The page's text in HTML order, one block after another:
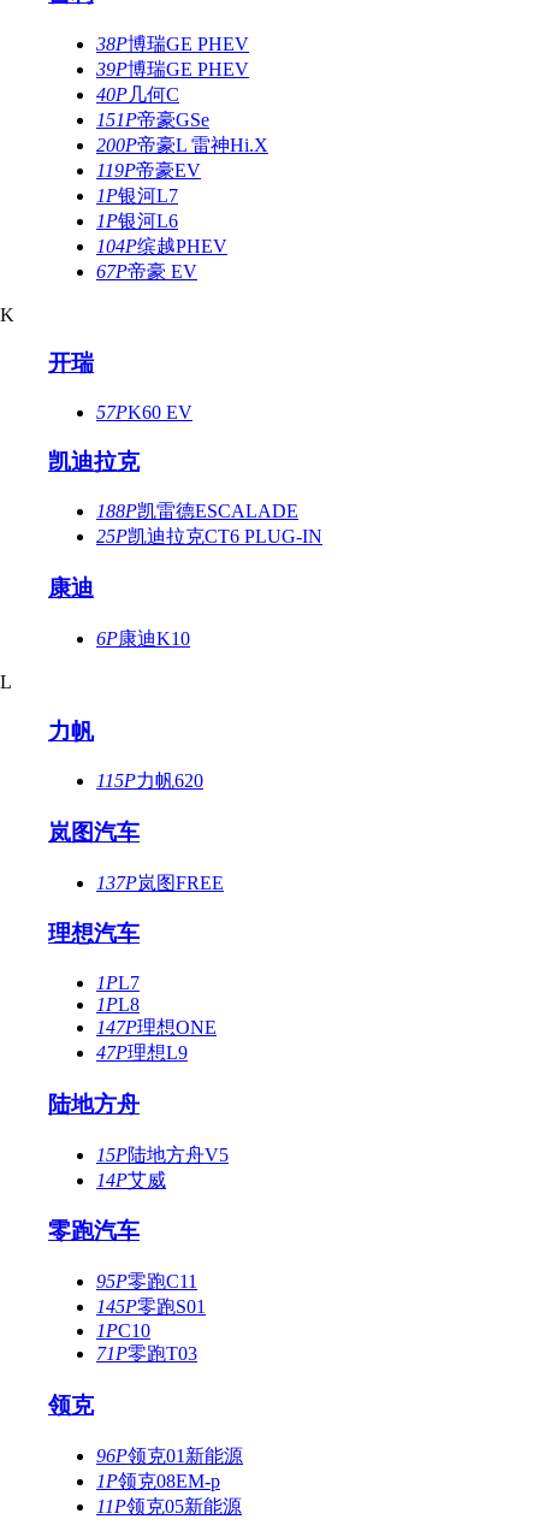
38P博瑞GE PHEV
39P博瑞GE PHEV
40P几何C
151P帝豪GSe
200P帝豪L 雷神Hi.X
119P帝豪EV
1P银河L7
1P银河L6
104P缤越PHEV
67P帝豪 EV
K
开瑞
57PK60 EV
凯迪拉克
188P凯雷德ESCALADE
25P凯迪拉克CT6 PLUG-IN
康迪
6P康迪K10
L
力帆
115P力帆620
岚图汽车
137P岚图FREE
理想汽车
1PL7
1PL8
147P理想ONE
47P理想L9
陆地方舟
15P陆地方舟V5
14P艾威
零跑汽车
95P零跑C11
145P零跑S01
1PC10
71P零跑T03
领克
96P领克01新能源
1P领克08EM-p
11P领克05新能源